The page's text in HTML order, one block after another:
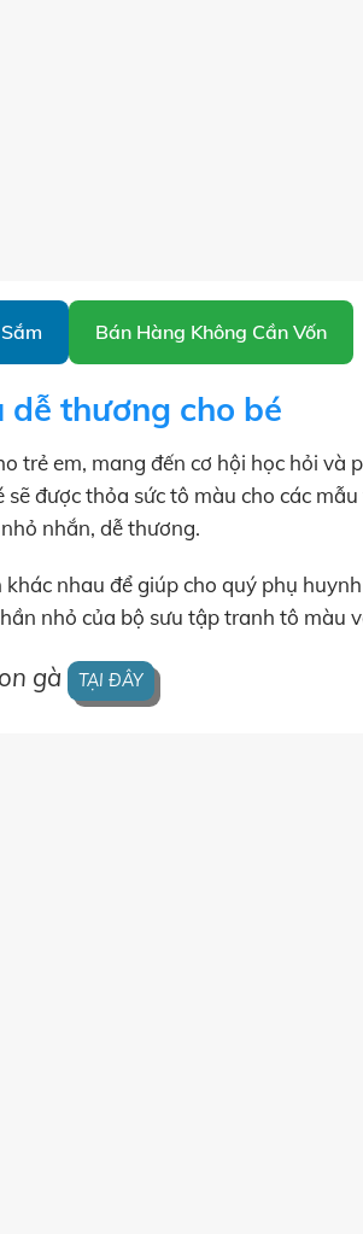
Bán Hàng Không Cần Vốn
thương cho bé
trẻ em, mang đến cơ hội học hỏi và
được thỏa sức tô màu cho các
nhắn, dễ thương.
nhau để giúp cho quý phụ
nhỏ của bộ sưu tập tranh tô màu
gà TẠI ĐÂY